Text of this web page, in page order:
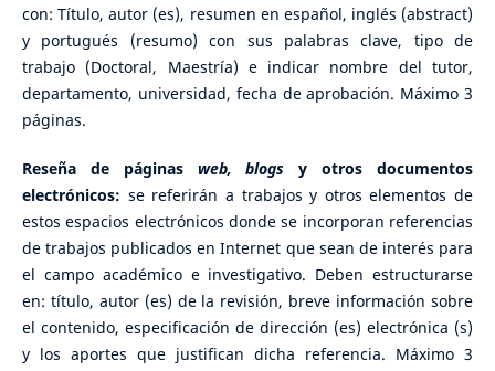
con: Título, autor (es), resumen en español, inglés (abstract)
y portugués (resumo) con sus palabras clave, tipo de
trabajo (Doctoral, Maestría) e indicar nombre del tutor,
departamento, universidad, fecha de aprobación. Máximo 3
páginas.
Reseña de páginas web, blogs y otros documentos
electrónicos: se referirán a trabajos y otros elementos de
estos espacios electrónicos donde se incorporan referencias
de trabajos publicados en Internet que sean de interés para
el campo académico e investigativo. Deben estructurarse
en: título, autor (es) de la revisión, breve información sobre
el contenido, especificación de dirección (es) electrónica (s)
y los aportes que justifican dicha referencia. Máximo 3